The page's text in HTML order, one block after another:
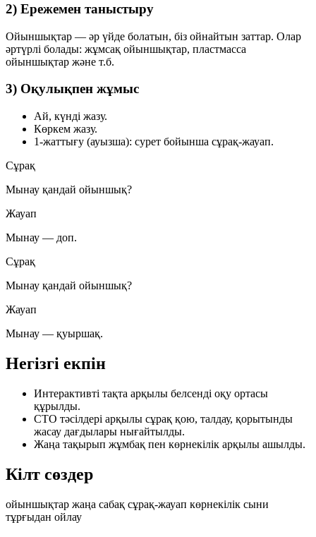
2) Ережемен таныстыру
Ойыншықтар — әр үйде болатын, біз ойнайтын заттар. Олар
әртүрлі болады: жұмсақ ойыншықтар, пластмасса
ойыншықтар және т.б.
3) Оқулықпен жұмыс
Ай, күнді жазу.
Көркем жазу.
1-жаттығу (ауызша): сурет бойынша сұрақ-жауап.
Сұрақ
Мынау қандай ойыншық?
Жауап
Мынау — доп.
Сұрақ
Мынау қандай ойыншық?
Жауап
Мынау — қуыршақ.
Негізгі екпін
Интерактивті тақта арқылы белсенді оқу ортасы
құрылды.
СТО тәсілдері арқылы сұрақ қою, талдау, қорытынды
жасау дағдылары нығайтылды.
Жаңа тақырып жұмбақ пен көрнекілік арқылы ашылды.
Кілт сөздер
ойыншықтар жаңа сабақ сұрақ-жауап көрнекілік сыни
тұрғыдан ойлау